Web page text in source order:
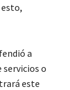
a
o
este